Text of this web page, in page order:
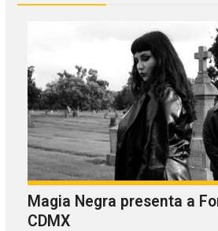
Magia Negra presenta a
CDMX